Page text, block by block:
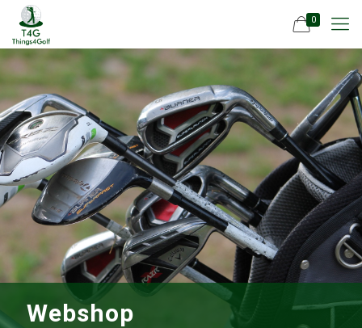
0
Webshop